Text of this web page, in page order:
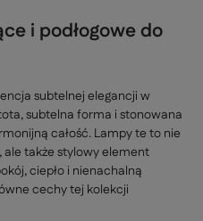
i podłogowe do
subtelnej elegancji w
subtelna forma i stonowana
całość. Lampy te to nie
ale także stylowy element
ciepło i nienachalną
cechy tej kolekcji